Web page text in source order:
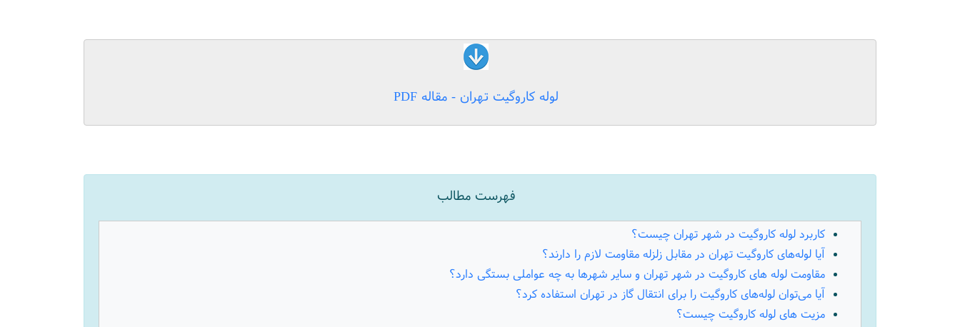
لوله کاروگیت تهران - مقاله PDF
فهرست مطالب
کاربرد لوله کاروگیت در شهر تهران چیست؟
آیا لوله‌های کاروگیت تهران در مقابل زلزله مقاومت لازم را دارند؟
مقاومت لوله های کاروگیت در شهر تهران و سایر شهرها به چه عواملی بستگی دارد؟
آیا می‌توان لوله‌های کاروگیت را برای انتقال گاز در تهران استفاده کرد؟
مزیت های لوله کاروگیت چیست؟